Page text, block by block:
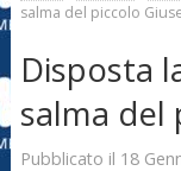
salma del piccolo
Disposta
salma del
Pubblicato il 18